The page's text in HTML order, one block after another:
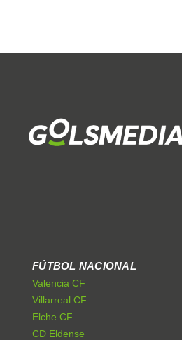
FÚTBOL NACIONAL
Valencia CF
Villarreal CF
Elche CF
CD Eldense